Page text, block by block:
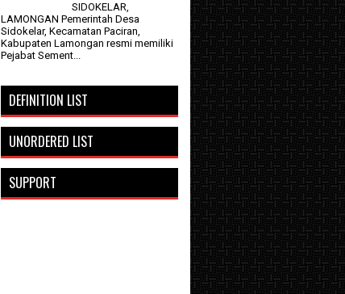
SIDOKELAR,
LAMONGAN Pemerintah Desa
Sidokelar, Kecamatan Paciran,
Kabupaten Lamongan resmi memiliki
Pejabat Sement...
DEFINITION LIST
UNORDERED LIST
SUPPORT